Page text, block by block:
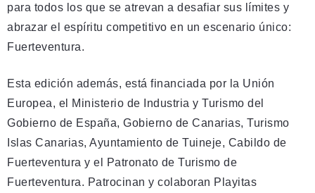
para todos los que se atrevan a desafiar sus límites y
abrazar el espíritu competitivo en un escenario único:
Fuerteventura.
Esta edición además, está financiada por la Unión
Europea, el Ministerio de Industria y Turismo del
Gobierno de España, Gobierno de Canarias, Turismo
Islas Canarias, Ayuntamiento de Tuineje, Cabildo de
Fuerteventura y el Patronato de Turismo de
Fuerteventura. Patrocinan y colaboran Playitas